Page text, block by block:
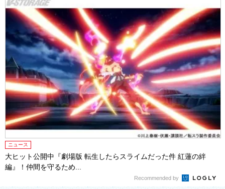
ニュース
大ヒット公開中『劇場版 転生したらスライムだった件 紅蓮の絆
編』！仲間を守るため...
Recommended by